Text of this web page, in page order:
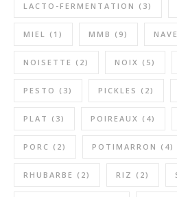
LACTO-FERMENTATION (3)
MIEL (1) MMB (9)
NOISETTE (2) NOIX (5)
PESTO (3) PICKLES (2)
PLAT (3) POIREAUX (4)
PORC (2) POTIMARRON (4)
RHUBARBE (2) RIZ (2)